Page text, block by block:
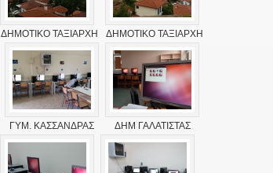
ΔΗΜΟΤΙΚΟ ΤΑΞΙΑΡΧΗ ΔΗΜΟΤΙΚΟ ΤΑΞΙΑΡΧΗ
ΓΥΜ. ΚΑΣΣΑΝΔΡΑΣ ΔΗΜ ΓΑΛΑΤΙΣΤΑΣ